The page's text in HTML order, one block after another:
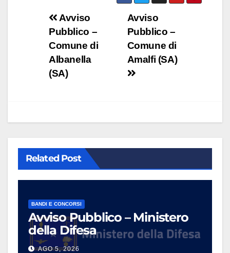
Avviso
Pubblico –
Comune di
Amalfi (SA)
Avviso
Pubblico –
Comune di
Albanella
(SA)
Related Post
BANDI E CONCORSI
Avviso Pubblico – Ministero
della Difesa
AGO 5, 2026